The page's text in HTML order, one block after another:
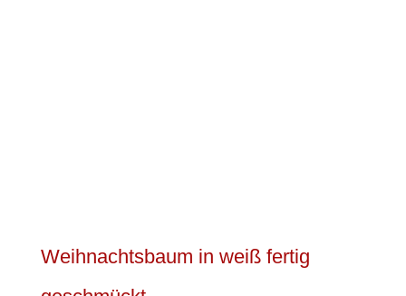
Weihnachtsbaum in weiß fertig